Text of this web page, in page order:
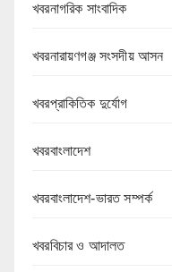
খবরনাগরিক সাংবাদিক
খবরনারায়ণগঞ্জ সংসদীয় আসন
খবরপ্রাকিতিক দুর্যোগ
খবরবাংলাদেশ
খবরবাংলাদেশ-ভারত সম্পর্ক
খবরবিচার ও আদালত